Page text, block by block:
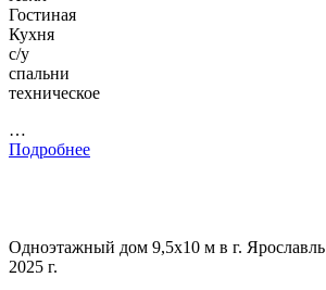
Гостиная
Кухня
с/у
спальни
техническое
…
Подробнее
Одноэтажный дом 9,5х10 м в г. Ярославль
2025 г.